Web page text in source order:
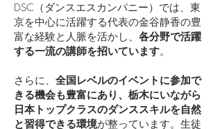
DSC（ダンスエスカンパニー）では、東
京を中心に活躍する代表の金谷静香の豊
富な経験と人脈を活かし、 各分野で活躍
する一流の講師を招いています。
さらに、 全国レベルのイベントに参加で
きる機会も豊富にあり、栃木にいながら
日本トップクラスのダンススキルを自然
と習得できる環境が整っています。生徒